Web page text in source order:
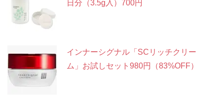
日分（3.5g入）700円
インナーシグナル「SCリッチクリー
ム」お試しセット980円（83%OFF）